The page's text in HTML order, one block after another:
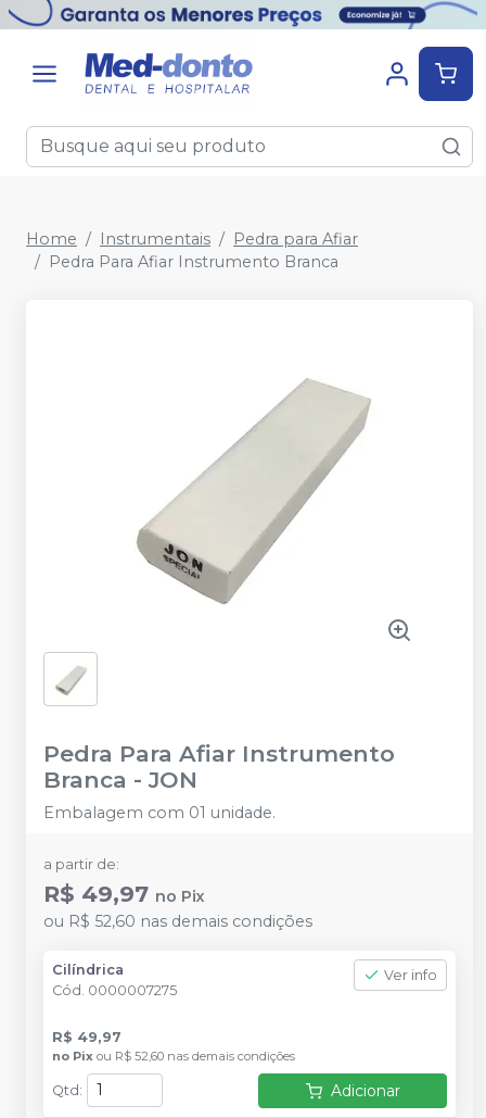
Home Instrumentais
Pedra para Afiar
Pedra Para Afiar Instrumento Branca
Pedra Para Afiar Instrumento
Branca - JON
Embalagem com 01 unidade.
a partir de:
R$ 49,97 no Pix
ou R$ 52,60 nas demais condições
Cilíndrica
Cód. 0000007275
Ver info
R$ 49,97
no Pix ou R$ 52,60 nas demais condições
Qtd : Adicionar